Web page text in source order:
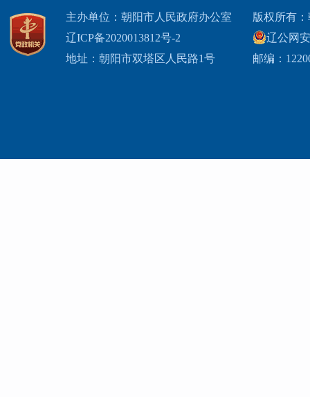
主办单位：朝阳市人民政府办公室
辽ICP备2020013812号-2
地址：朝阳市双塔区人民路1号
版权所有
辽公网
邮编：